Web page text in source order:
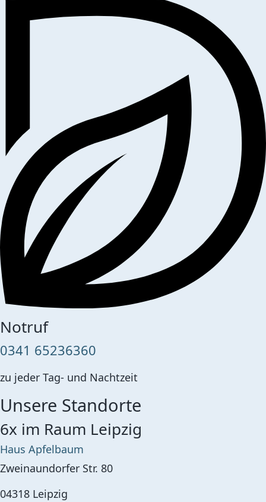
Notruf
0341 65236360
zu jeder Tag- und Nachtzeit
Unsere Standorte
6x im Raum Leipzig
Haus Apfelbaum
Zweinaundorfer Str. 80
04318 Leipzig